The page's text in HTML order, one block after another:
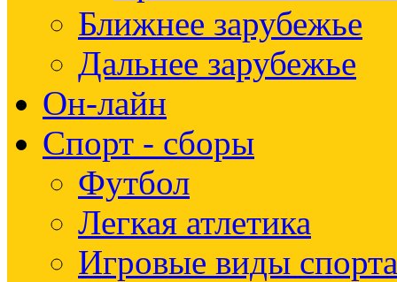
Ближнее зарубежье
Дальнее зарубежье
Он-лайн
Спорт - сборы
Футбол
Легкая атлетика
Игровые виды спорта